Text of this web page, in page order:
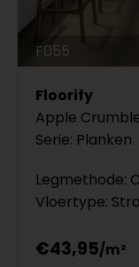
F055
Floorify
Apple
Serie: Planken
Legmethode:
Vloertype:
€43,95